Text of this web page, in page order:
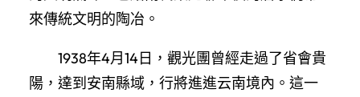
來傳統文明的陶冶。
1938年4月14日，觀光團曾經走過了省會貴
陽，達到安南縣域，行將進進云南境內。這一